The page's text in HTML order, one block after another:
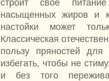
строит свое
насыщенных жиров и
настойки может
Классическая
пользу пряностей
избегать, чтобы не
и без того